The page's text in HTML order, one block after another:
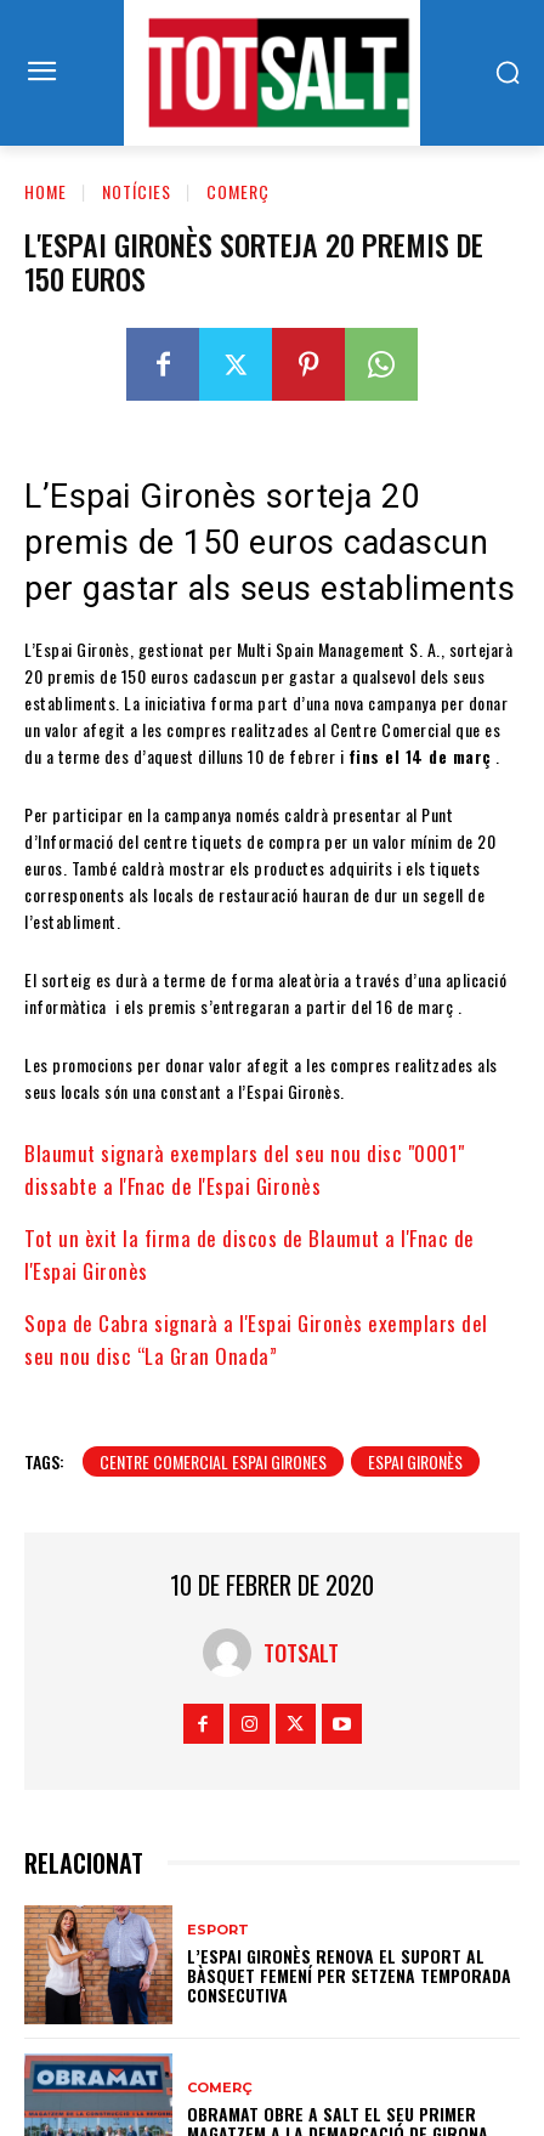
HOME NOTÍCIES COMERÇ
L'ESPAI GIRONÈS SORTEJA 20 PREMIS DE
150 EUROS
L’Espai Gironès sorteja 20
premis de 150 euros cadascun
per gastar als seus establiments
L’Espai Gironès, gestionat per Multi Spain Management S. A., sortejarà
20 premis de 150 euros cadascun per gastar a qualsevol dels seus
establiments. La iniciativa forma part d’una nova campanya per donar
un valor afegit a les compres realitzades al Centre Comercial que es
du a terme des d’aquest dilluns 10 de febrer i fins el 14 de març .
Per participar en la campanya només caldrà presentar al Punt
d’Informació del centre tiquets de compra per un valor mínim de 20
euros. També caldrà mostrar els productes adquirits i els tiquets
corresponents als locals de restauració hauran de dur un segell de
l’establiment.
El sorteig es durà a terme de forma aleatòria a través d’una aplicació
informàtica i els premis s’entregaran a partir del 16 de març .
Les promocions per donar valor afegit a les compres realitzades als
seus locals són una constant a l’Espai Gironès.
Blaumut signarà exemplars del seu nou disc "0001"
dissabte a l'Fnac de l'Espai Gironès
Tot un èxit la firma de discos de Blaumut a l'Fnac de
l'Espai Gironès
Sopa de Cabra signarà a l'Espai Gironès exemplars del
seu nou disc “La Gran Onada”
TAGS: CENTRE COMERCIAL ESPAI GIRONES ESPAI GIRONÈS
10 DE FEBRER DE 2020
TOTSALT
RELACIONAT
ESPORT
L’ESPAI GIRONÈS RENOVA EL SUPORT AL
BÀSQUET FEMENÍ PER SETZENA TEMPORADA
CONSECUTIVA
COMERÇ
OBRAMAT OBRE A SALT EL SEU PRIMER